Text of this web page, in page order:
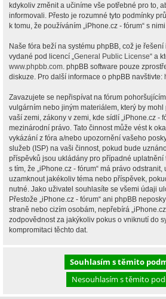
kdykoliv změnit a učiníme vše potřebné pro to,
informovali. Přesto je rozumné tyto podmínky
k tomu, že používáním „iPhone.cz - fórum“ s
Naše fóra beží na systému phpBB, což je
vydané pod licencí „General Public License“ a
www.phpbb.com. phpBB software pouze
diskuze. Pro další informace o phpBB navštivte:
Zavazujete se nepřispívat na fórum
vulgárním nebo jiným materiálem, který by
vaší zemi, zákony v zemi, kde sídlí „iPhone.cz -
mezinárodní právo. Tato činnost může vést k
vykázání z fóra a/nebo upozornění vašeho
služeb (ISP) na vaši činnost, pokud bude
příspěvků jsou ukládány pro případné uplatnění
s tím, že „iPhone.cz - fórum“ má právo
uzamknout jakékoliv téma nebo příspěvek,
nutné. Jako uživatel souhlasíte se všemi údaji
Přestože „iPhone.cz - fórum“ ani phpBB
straně nebo cizím osobám, nepřebírá
zodpovědnost za jakýkoliv pokus o vniknutí do
kompromitaci těchto dat.